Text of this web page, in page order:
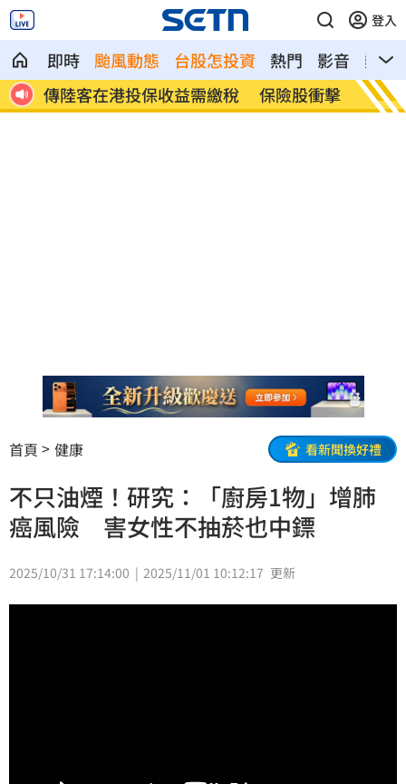
登入
即時 颱風動態 台股怎投資 熱門 影音
熱搜
喜
傳陸客在港投保收益需繳稅 保險股衝擊
4%
首頁 健康 看新聞換好禮
不只油煙！研究：「廚房1物」增肺
癌風險 害女性不抽菸也中鏢
2025/10/31 17:14:00 2025/11/01 10:12:17 更新